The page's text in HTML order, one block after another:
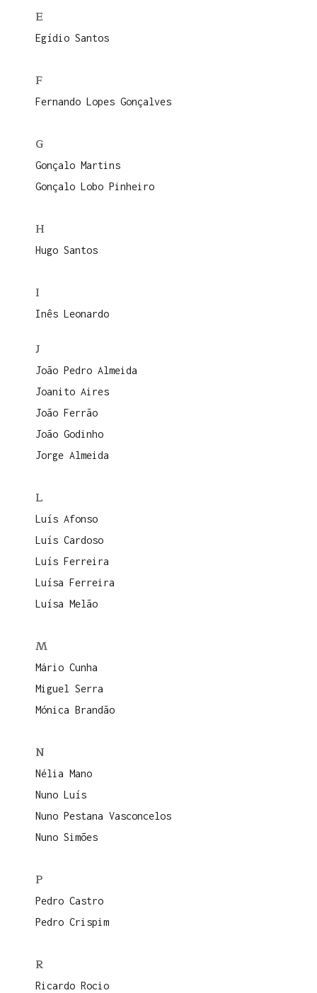
E
Egídio Santos
F
Fernando Lopes Gonçalves
G
Gonçalo Martins
Gonçalo Lobo Pinheiro
H
Hugo Santos
I
Inês Leonardo
J
João Pedro Almeida
Joanito Aires
João Ferrão
João Godinho
Jorge Almeida
L
Luís Afonso
Luís Cardoso
Luís Ferreira
Luísa Ferreira
Luísa Melão
M
Mário Cunha
Miguel Serra
Mónica Brandão
N
Nélia Mano
Nuno Luís
Nuno Pestana Vasconcelos
Nuno Simões
P
Pedro Castro
Pedro Crispim
R
Ricardo Rocio